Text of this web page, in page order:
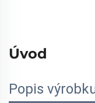
Úvod
Popis